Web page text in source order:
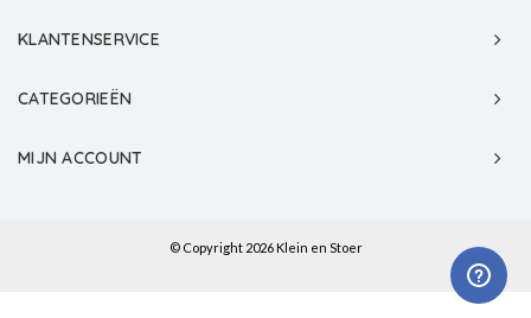
KLANTENSERVICE
CATEGORIEËN
MIJN ACCOUNT
© Copyright 2026 Klein en Stoer